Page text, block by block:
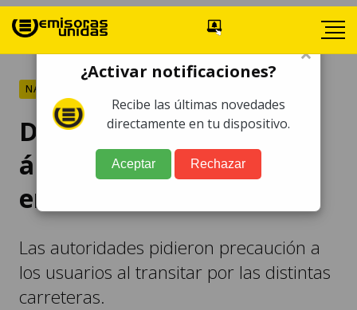
NACIONALES
Derrumbes y caída de
árboles complican paso
en distintos sectores
Las autoridades pidieron precaución a
los usuarios al transitar por las distintas
carreteras.
×
¿Activar notificaciones?
Recibe las últimas novedades
directamente en tu dispositivo.
Aceptar Rechazar